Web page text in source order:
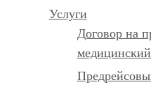
Услуги
Договор на